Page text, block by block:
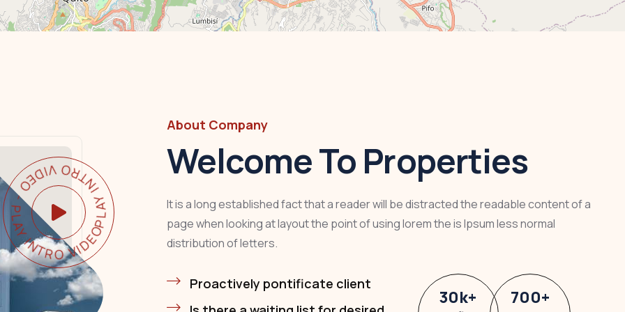
- PLAY INTRO VIDEO -
About Company
Welcome To Properties
It is a long established fact that a reader will be distracted the readable content of a
page when looking at layout the point of using lorem the is Ipsum less normal
distribution of letters.
Proactively pontificate client
30k+ 700+